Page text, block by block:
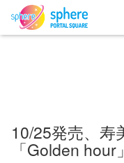
10/25発売、寿
「Golden